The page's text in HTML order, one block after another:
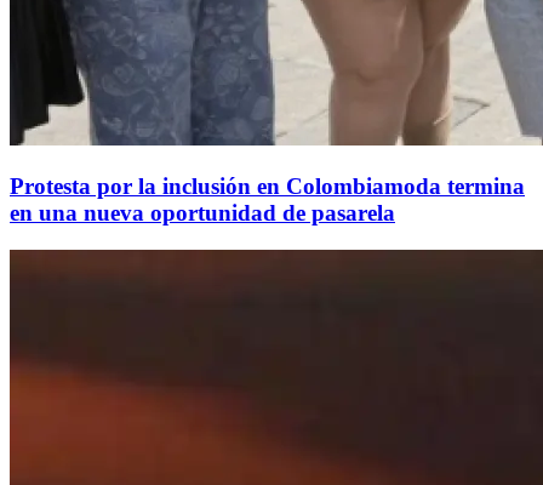
Protesta por la inclusión en Colombiamoda termina
en una nueva oportunidad de pasarela